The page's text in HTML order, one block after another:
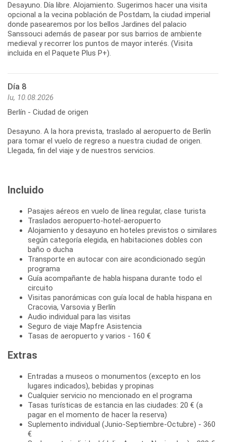
Desayuno. Día libre. Alojamiento. Sugerimos hacer una visita
opcional a la vecina población de Postdam, la ciudad imperial
donde pasearemos por los bellos Jardines del palacio
Sanssouci además de pasear por sus barrios de ambiente
medieval y recorrer los puntos de mayor interés. (Visita
incluida en el Paquete Plus P+).
Día 8
lu, 10.08.2026
Berlín - Ciudad de origen
Desayuno. A la hora prevista, traslado al aeropuerto de Berlín
para tomar el vuelo de regreso a nuestra ciudad de origen.
Llegada, fin del viaje y de nuestros servicios.
Incluido
Pasajes aéreos en vuelo de línea regular, clase turista
Traslados aeropuerto-hotel-aeropuerto
Alojamiento y desayuno en hoteles previstos o similares
según categoría elegida, en habitaciones dobles con
baño o ducha
Transporte en autocar con aire acondicionado según
programa
Guía acompañante de habla hispana durante todo el
circuito
Visitas panorámicas con guía local de habla hispana en
Cracovia, Varsovia y Berlín
Audio individual para las visitas
Seguro de viaje Mapfre Asistencia
Tasas de aeropuerto y varios - 160 €
Extras
Entradas a museos o monumentos (excepto en los
lugares indicados), bebidas y propinas
Cualquier servicio no mencionado en el programa
Tasas turísticas de estancia en las ciudades: 20 € (a
pagar en el momento de hacer la reserva)
Suplemento individual (Junio-Septiembre-Octubre) - 360
€